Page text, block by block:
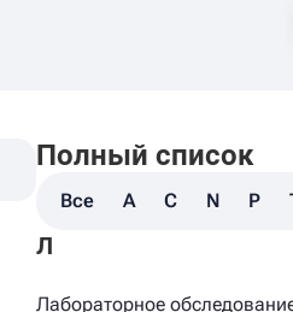
Полный список
Все A C N P
Л
Лабораторное